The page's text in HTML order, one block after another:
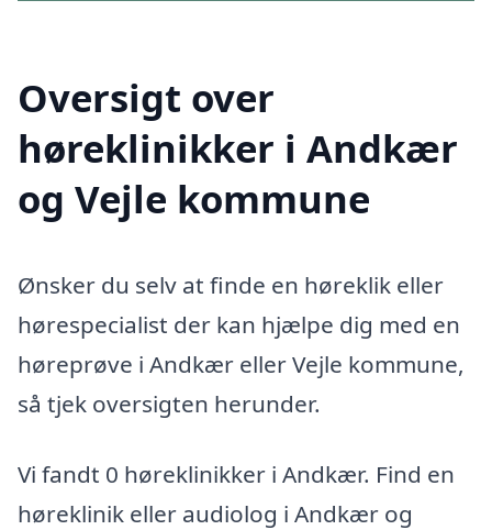
Oversigt over
høreklinikker i Andkær
og Vejle kommune
Ønsker du selv at finde en høreklik eller
hørespecialist der kan hjælpe dig med en
høreprøve i Andkær eller Vejle kommune,
så tjek oversigten herunder.
Vi fandt 0 høreklinikker i Andkær. Find en
høreklinik eller audiolog i Andkær og